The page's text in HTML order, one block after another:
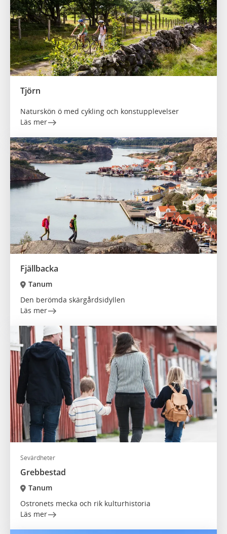
Tjörn
Naturskön ö med cykling och konstupplevelser
Läs mer
Fjällbacka
Tanum
Den berömda skärgårdsidyllen
Läs mer
Sevärdheter
Grebbestad
Tanum
Ostronets mecka och rik kulturhistoria
Läs mer